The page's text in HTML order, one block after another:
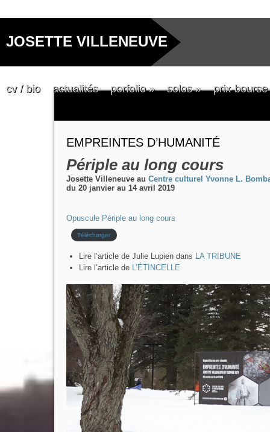
JOSETTE VILLENEUVE
cv / bio actualités porfolio» solos» prix-bourse
EMPREINTES D’HUMANITÉ
Périple au long cours
Josette Villeneuve au Centre culturel Yvonne L.
du 20 janvier au 14 avril 2019
Opuscule Périple au long cours
Télécharger
Lire l’article de Julie Lupien dans LA TRIBUNE
Lire l’article deL’ÉTINCELLE